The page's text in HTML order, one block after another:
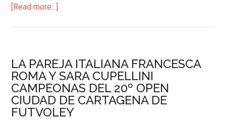
[Read more...]
LA PAREJA ITALIANA FRANCESCA
ROMA Y SARA CUPELLINI
CAMPEONAS DEL 20º OPEN
CIUDAD DE CARTAGENA DE
FUTVOLEY